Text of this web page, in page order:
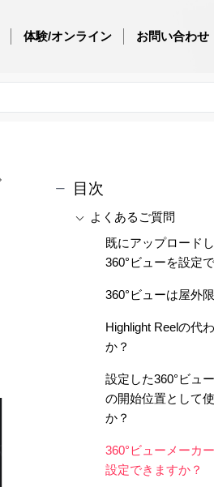
体験/オンライン お問い合わせ
目次
よくあるご質問
既にアップロード
360°ビューを設定
360°ビューは屋外
Highlight Reelの代
か？
設定した360°ビュ
の開始位置として
か？
360°ビューメーカ
設定できますか？